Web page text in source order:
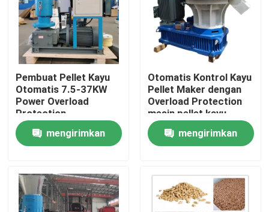
Rumah
Produk
Pembuat Pellet Kayu
Otomatis 7.5-37KW
Power Overload
Protection
Karbon/Alloy Steel
mengirimkan
Otomatis Kontrol Kayu
Pellet Maker dengan
Overload Protection
mesin pellet kayu
mengirimkan